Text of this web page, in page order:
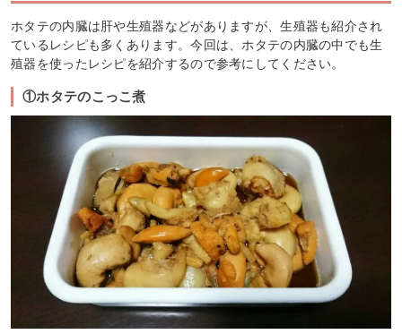
ホタテの内臓は肝や生殖器などがありますが、生殖器も紹介され
ているレシピも多くあります。今回は、ホタテの内臓の中でも生
殖器を使ったレシピを紹介するので参考にしてください。
①ホタテのこっこ煮